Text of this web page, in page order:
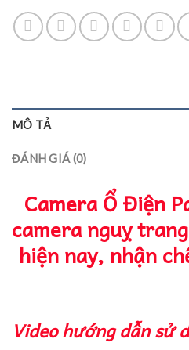
MÔ TẢ
ĐÁNH GIÁ (0)
Camera Ổ Điện
camera nguỵ
hiện nay, nhận
Video hướng dẫn sử